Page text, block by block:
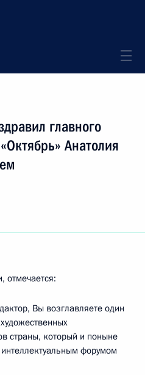
главного
Анатолия
отмечается:
Вы возглавляете один
страны, который и поныне
форумом